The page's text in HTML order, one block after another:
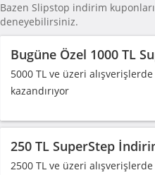
Bazen Slipstop indirim
deneyebilirsiniz.
Bugüne Özel 1000 TL
5000 TL ve üzeri
kazandırıyor
250 TL SuperStep
2500 TL ve üzeri